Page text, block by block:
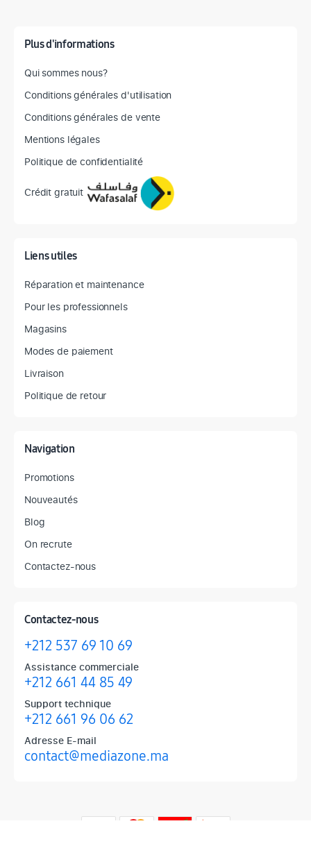
Plus d'informations
Qui sommes nous?
Conditions générales d'utilisation
Conditions générales de vente
Mentions légales
Politique de confidentialité
Crédit gratuit
Liens utiles
Réparation et maintenance
Pour les professionnels
Magasins
Modes de paiement
Livraison
Politique de retour
Navigation
Promotions
Nouveautés
Blog
On recrute
Contactez-nous
Contactez-nous
+212 537 69 10 69
Assistance commerciale
+212 661 44 85 49
Support technique
+212 661 96 06 62
Adresse E-mail
contact@mediazone.ma
Produits phares chez Mediazone
Retrouvez chez Mediazone les références incontournables :